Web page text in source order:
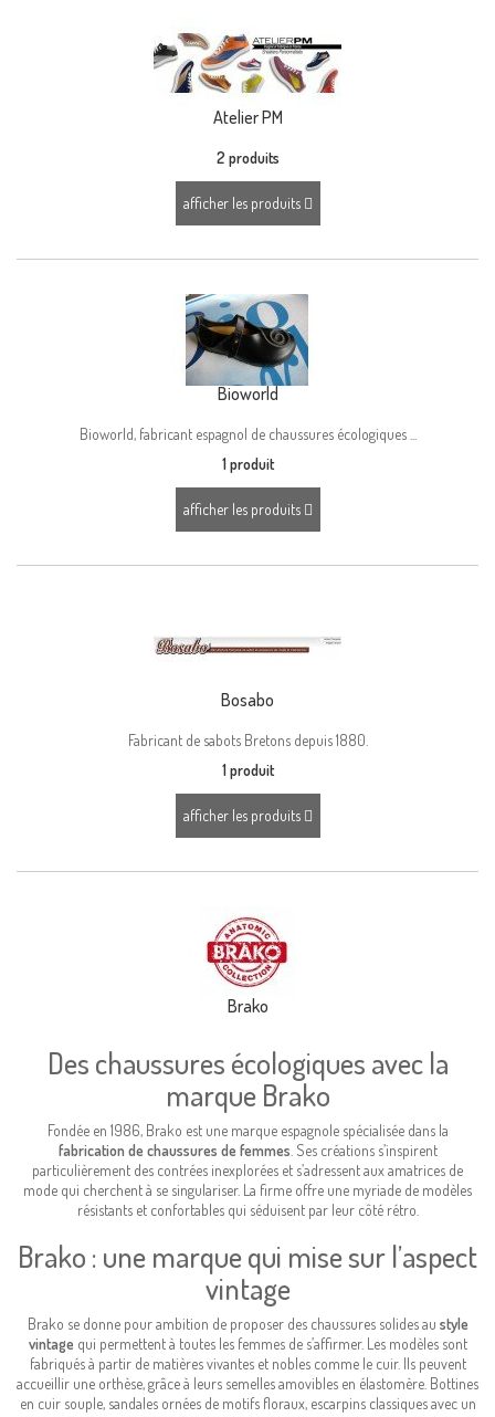
Atelier PM
2 produits
afficher les produits
Bioworld
Bioworld, fabricant espagnol de chaussures écologiques ...
1 produit
afficher les produits
Bosabo
Fabricant de sabots Bretons depuis 1880.
1 produit
afficher les produits
Brako
Des chaussures écologiques avec la
marque Brako
Fondée en 1986, Brako est une marque espagnole spécialisée dans la
fabrication de chaussures de femmes . Ses créations s’inspirent
particulièrement des contrées inexplorées et s’adressent aux amatrices de
mode qui cherchent à se singulariser. La firme offre une myriade de modèles
résistants et confortables qui séduisent par leur côté rétro.
Brako : une marque qui mise sur l’aspect
vintage
Brako se donne pour ambition de proposer des chaussures solides au style
vintage qui permettent à toutes les femmes de s’affirmer. Les modèles sont
fabriqués à partir de matières vivantes et nobles comme le cuir. Ils peuvent
accueillir une orthèse, grâce à leurs semelles amovibles en élastomère. Bottines
en cuir souple, sandales ornées de motifs floraux, escarpins classiques avec un